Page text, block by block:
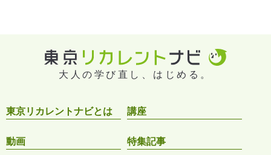
大人の学び直し、はじめる。
東京リカレントナビとは 講座
動画 特集記事